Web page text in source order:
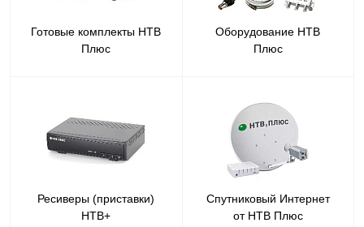
Готовые комплекты НТВ
Плюс
Оборудование НТВ
Плюс
Ресиверы (приставки)
НТВ+
Спутниковый Интернет
от НТВ Плюс